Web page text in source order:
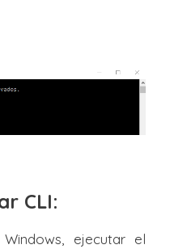
CLI:
ejecutar el